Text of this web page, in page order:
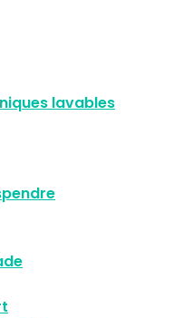
lavables